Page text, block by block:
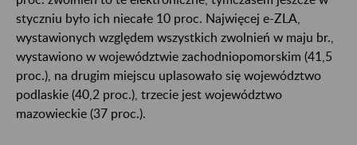
styczniu było ich niecałe 10 proc. Najwięcej e-ZLA,
wystawionych względem wszystkich zwolnień w maju br.,
wystawiono w województwie zachodniopomorskim (41,5
proc.), na drugim miejscu uplasowało się województwo
podlaskie (40,2 proc.), trzecie jest województwo
mazowieckie (37 proc.).